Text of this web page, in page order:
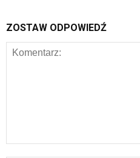
ZOSTAW ODPOWIEDŹ